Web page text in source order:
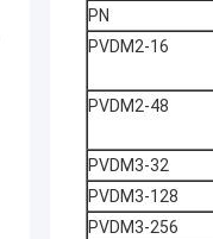
PN
PVDM2-16
PVDM2-48
PVDM3-32
PVDM3-128
PVDM3-256